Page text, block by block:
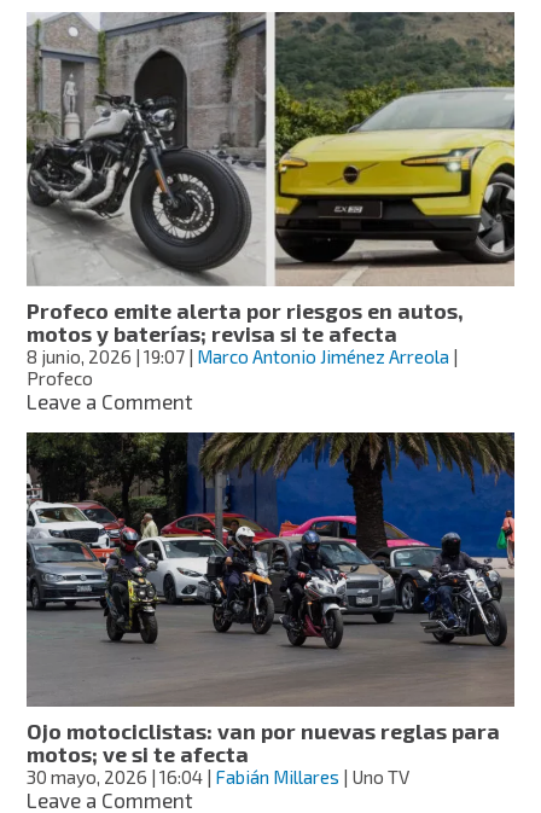
a
conductor
que
huyó
tras
atropellar
a
un
motociclista
en
Tláhuac
Profeco emite alerta por riesgos en autos,
motos y baterías; revisa si te afecta
8 junio, 2026 | 19:07 | Marco Antonio Jiménez Arreola |
Profeco
Leave a Commenton
emite
alerta
por
riesgos
en
autos,
motos
baterías;
te
afecta
Ojo motociclistas: van por nuevas reglas para
motos; ve si te afecta
30 mayo, 2026 | 16:04 | Fabián Millares | Uno TV
Leave a Commenton